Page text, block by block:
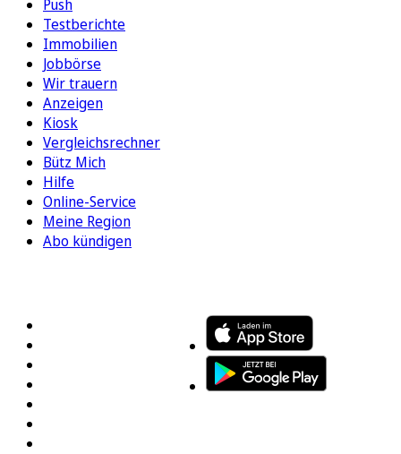
Push
Testberichte
Immobilien
Jobbörse
Wir trauern
Anzeigen
Kiosk
Vergleichsrechner
Bütz Mich
Hilfe
Online-Service
Meine Region
Abo kündigen